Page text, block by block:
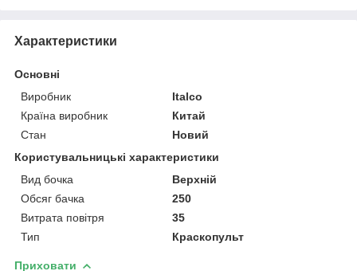
Характеристики
Основні
Виробник
Italco
Країна виробник
Китай
Стан
Новий
Користувальницькі характеристики
Вид бочка
Верхній
Обсяг бачка
250
Витрата повітря
35
Тип
Краскопульт
Приховати